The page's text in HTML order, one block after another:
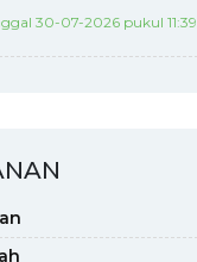
30-07-2026 pukul 11:39